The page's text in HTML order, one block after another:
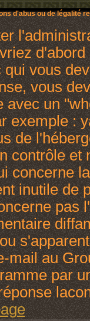
d'abus ou de légalité
vous
vous
avec un
exemple :
de
contrôle et
concerne
inutile de
pas
mail au
par